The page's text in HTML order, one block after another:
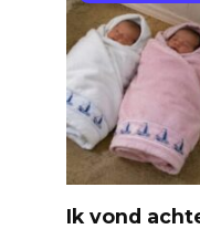
Ik vond